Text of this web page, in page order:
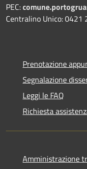
PEC:
Centralino Unico: 0421
Prenotazione
Segnalazione
Leggi le FAQ
Richiesta
Amministrazione